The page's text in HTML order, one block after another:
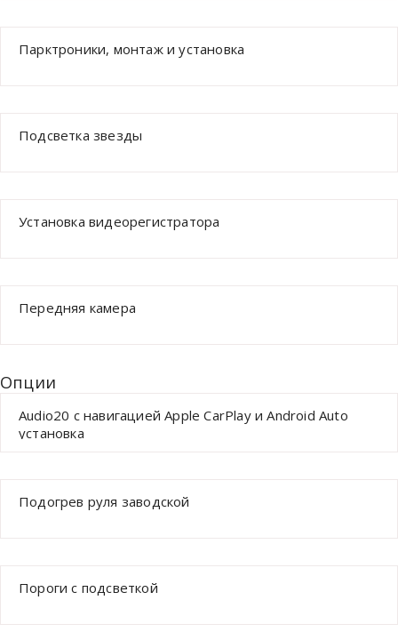
Парктроники, монтаж и установка
Подсветка звезды
Установка видеорегистратора
Передняя камера
Опции
Audio20 с навигацией Apple CarPlay и Android Auto
установка
Подогрев руля заводской
Пороги с подсветкой